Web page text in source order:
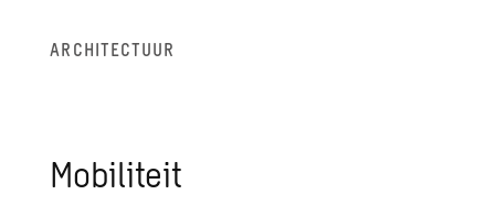
AR­CHI­TEC­TUUR
Mo­bi­li­teit